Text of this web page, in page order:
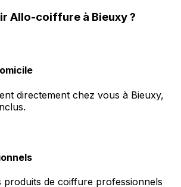
Allo-coiffure à Bieuxy?
directement chez vous à Bieuxy,
produits de coiffure professionnels